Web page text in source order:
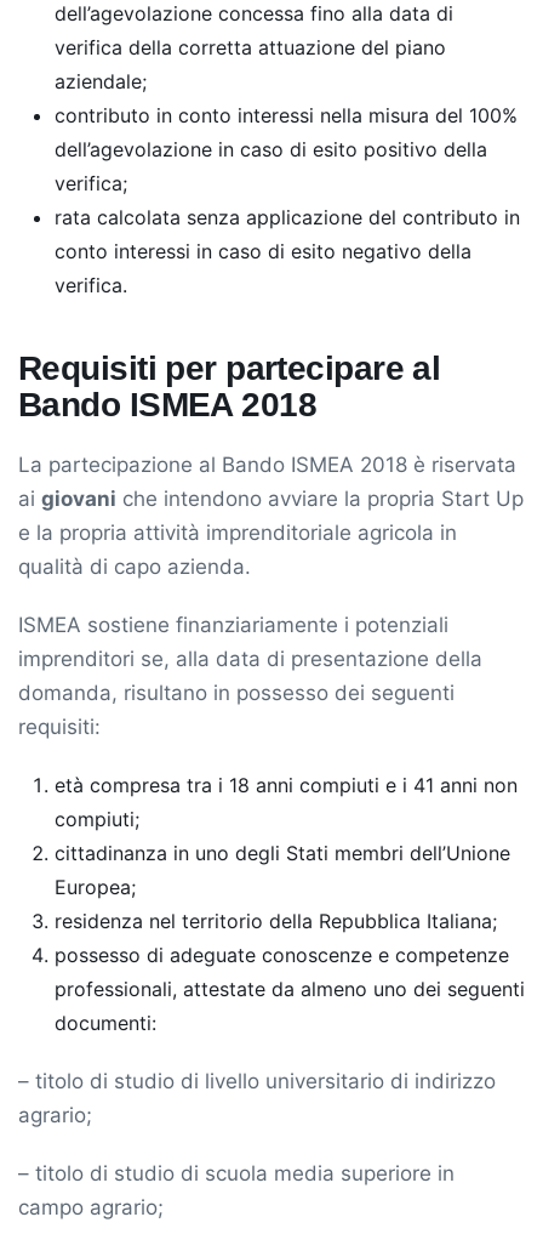
dell’agevolazione concessa fino alla data di
verifica della corretta attuazione del piano
aziendale;
contributo in conto interessi nella misura del 100%
dell’agevolazione in caso di esito positivo della
verifica;
rata calcolata senza applicazione del contributo in
conto interessi in caso di esito negativo della
verifica.
Requisiti per partecipare al
Bando ISMEA 2018
La partecipazione al Bando ISMEA 2018 è riservata
ai giovani che intendono avviare la propria Start Up
e la propria attività imprenditoriale agricola in
qualità di capo azienda.
ISMEA sostiene finanziariamente i potenziali
imprenditori se, alla data di presentazione della
domanda, risultano in possesso dei seguenti
requisiti:
età compresa tra i 18 anni compiuti e i 41 anni non
compiuti;
cittadinanza in uno degli Stati membri dell’Unione
Europea;
residenza nel territorio della Repubblica Italiana;
possesso di adeguate conoscenze e competenze
professionali, attestate da almeno uno dei seguenti
documenti:
– titolo di studio di livello universitario di indirizzo
agrario;
– titolo di studio di scuola media superiore in
campo agrario;